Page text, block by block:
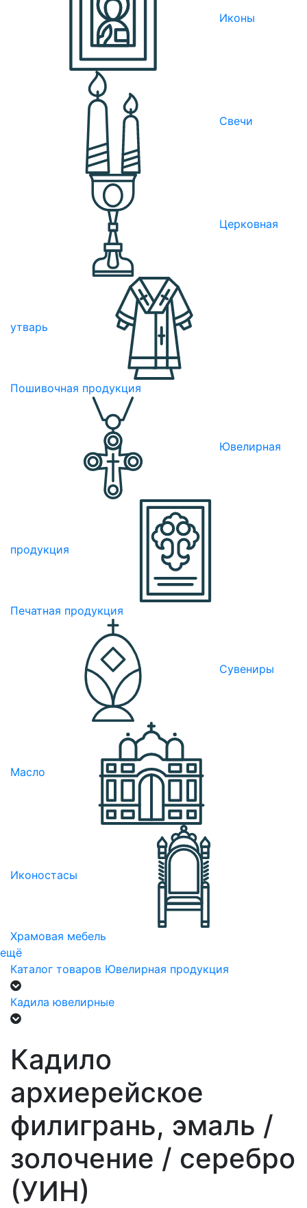
Иконы
Свечи
Церковная
утварь
Пошивочная продукция
Ювелирная
продукция
Печатная продукция
Сувениры
Масло
Иконостасы
Храмовая мебель
ещё
Каталог товаров Ювелирная продукция
Кадила ювелирные
Кадило
архиерейское
филигрань, эмаль /
золочение / серебро
(УИН)